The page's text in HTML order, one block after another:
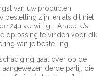
van uw producten
bestelling zijn, en als dit niet
24u verwittigt. Arabelle’s
oplossing te vinden voor elk
van je bestelling.
gaat over op de
aangewezen derde partij, die